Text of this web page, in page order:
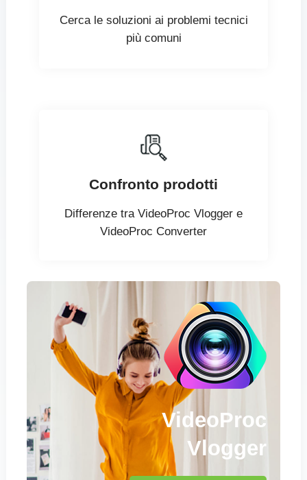
Cerca le soluzioni ai problemi tecnici
più comuni
Confronto prodotti
Differenze tra VideoProc Vlogger e
VideoProc Converter
VideoProc
Vlogger